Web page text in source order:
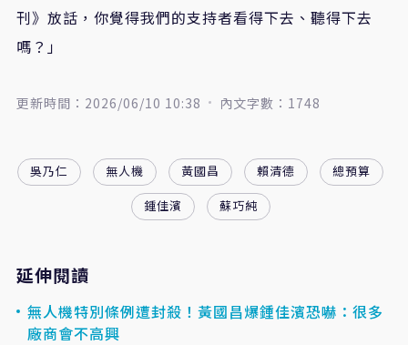
刊》 放話，你覺得我們的支持者看得下去、聽得下去
嗎？」
更新時間：2026/06/10 10:38 內文字數：1748
吳乃仁 無人機 黃國昌 賴清德
總預算
鍾佳濱
蘇巧純
延伸閱讀
無人機特別條例遭封殺！黃國昌爆鍾佳濱恐嚇：很多
廠商會不高興